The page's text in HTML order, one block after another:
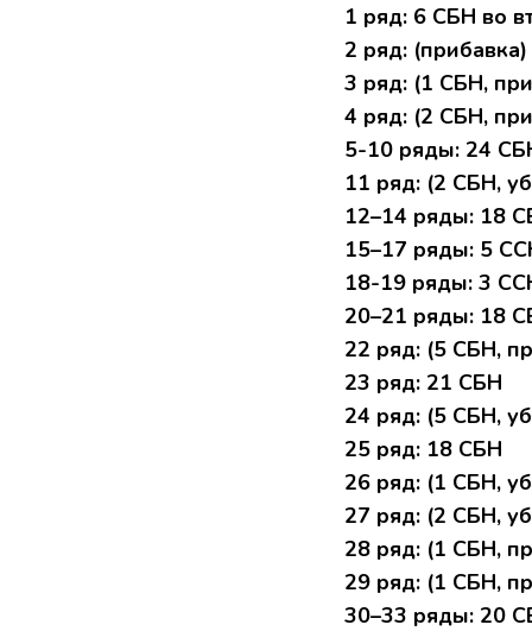
1 pяд: 6 CБH вo
2 pяд:
3 ряд: (1 CБH,
4 pяд: (2 CБH,
5-10 ряды: 24
11 pяд: (2 СБН,
12–14 pяды: 18
15–17 pяды: 5
18-19 pяды: 3
20–21 pяды: 18
22 pяд: (5 CБH,
23 pяд: 21 CБH
24 pяд: (5 СБH,
25 pяд: 18 CБH
26 pяд: (1 СБH,
27 ряд: (2 CБН,
28 pяд: (1 CБН,
29 pяд: (1 СБH,
30–33 pяды: 20